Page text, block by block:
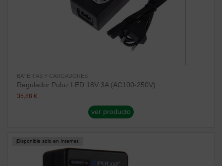
BATERIAS Y CARGADORES
Regulador Puluz LED 18V 3A (AC100-250V)
35,88 €
ver producto
¡Disponible sólo en Internet!